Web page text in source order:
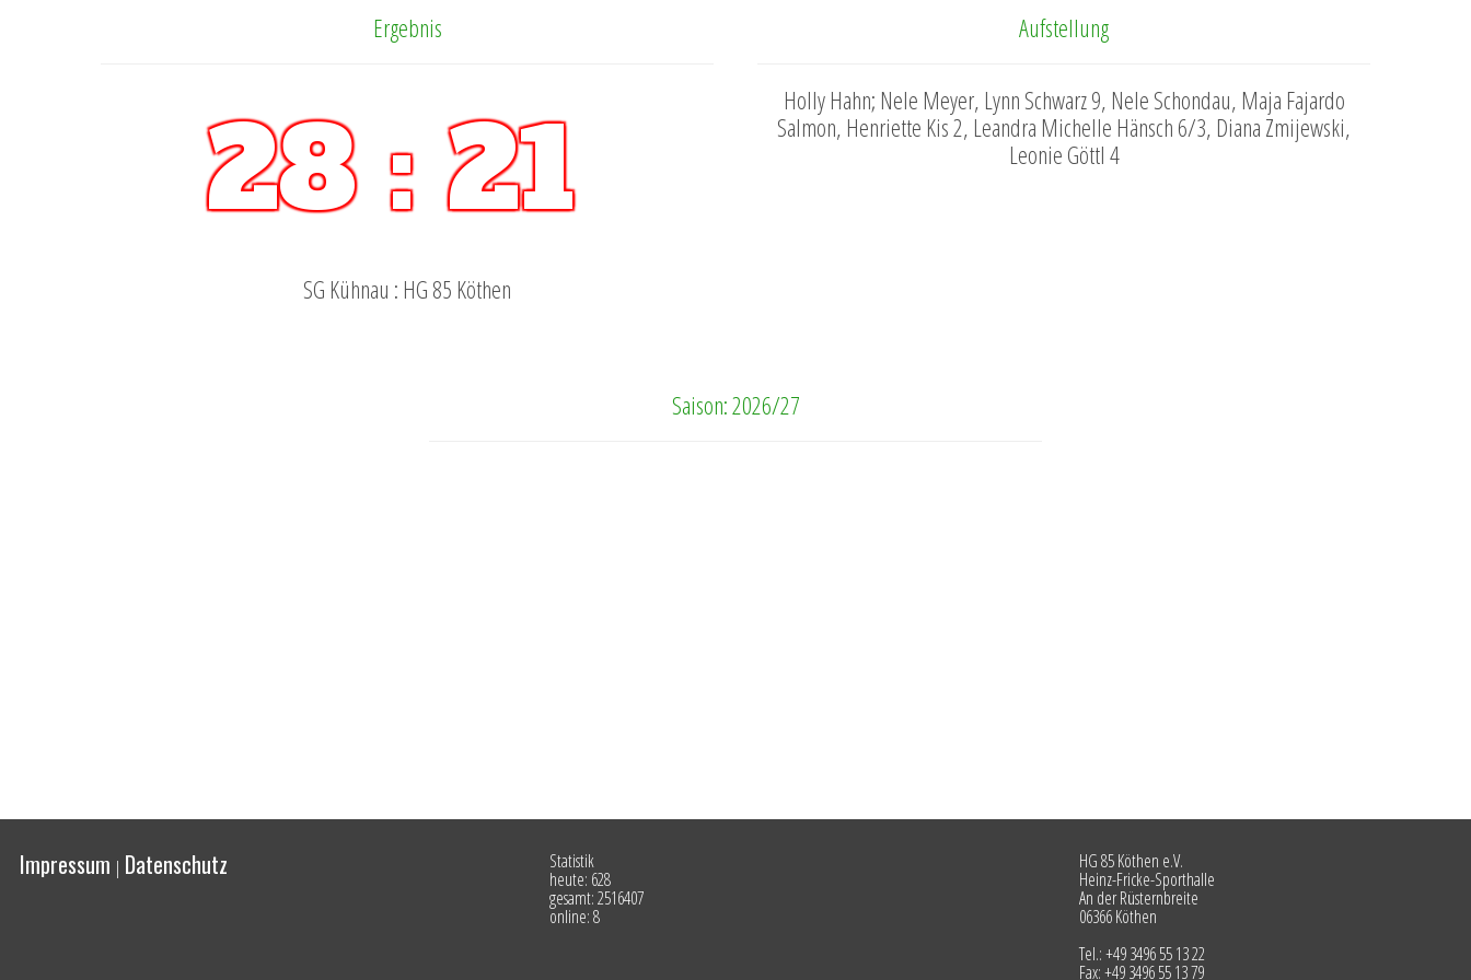
Ergebnis
28 : 21
SG Kühnau : HG 85 Köthen
Aufstellung
Holly Hahn; Nele Meyer, Lynn Schwarz 9, Nele Schondau, Maja Fajardo
Salmon, Henriette Kis 2, Leandra Michelle Hänsch 6/3, Diana Zmijewski,
Leonie Göttl 4
Saison: 2026/27
Impressum | Datenschutz Statistik
heute: 628
gesamt: 2516407
online: 8
HG 85 Köthen e.V.
Heinz-Fricke-Sporthalle
An der Rüsternbreite
06366 Köthen
Tel.: +49 3496 55 13 22
Fax: +49 3496 55 13 79